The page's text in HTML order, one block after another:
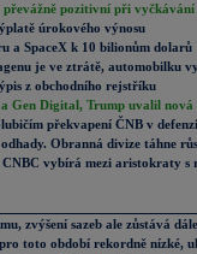
pozitivní při vyčkávání
úrokového výnosu
a SpaceX k 10 bilionům dolarů
je ve ztrátě, automobilku
z obchodního rejstříku
Gen Digital, Trump uvalil
překvapení ČNB v
Obranná divize táhne
vybírá mezi aristokraty s
zvýšení sazeb ale zůstává
toto období rekordně nízké,